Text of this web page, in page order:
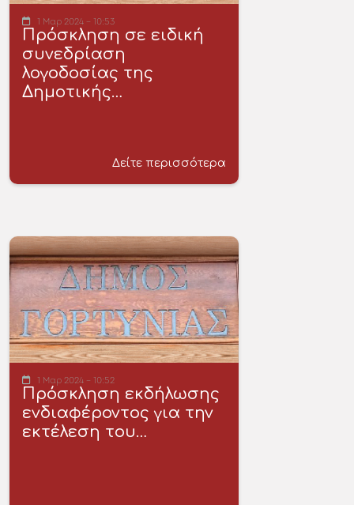
1 Μαρ 2024 - 10:53
Πρόσκληση σε ειδική
συνεδρίαση
λογοδοσίας της
Δημοτικής…
Δείτε περισσότερα
1 Μαρ 2024 - 10:52
Πρόσκληση εκδήλωσης
ενδιαφέροντος για την
εκτέλεση του…